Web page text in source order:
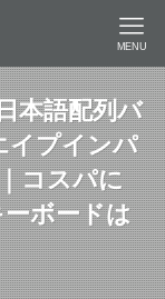
MENU
本語配列バ
イプインパ
コスパに
ボードは